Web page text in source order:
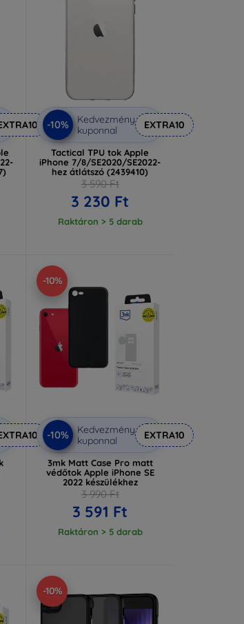
-10%
Kedvezmény
kuponnal
EXTRA10
Tactical TPU tok Apple
iPhone 7/8/SE2020/SE2022-
hez átlátszó (2439410)
3 590 Ft
3 230 Ft
Raktáron > 5 darab
-10%
-10%
Kedvezmény
kuponnal
EXTRA10
3mk Matt Case Pro matt
védőtok Apple iPhone SE
2022 készülékhez
3 990 Ft
3 591 Ft
Raktáron > 5 darab
-10%